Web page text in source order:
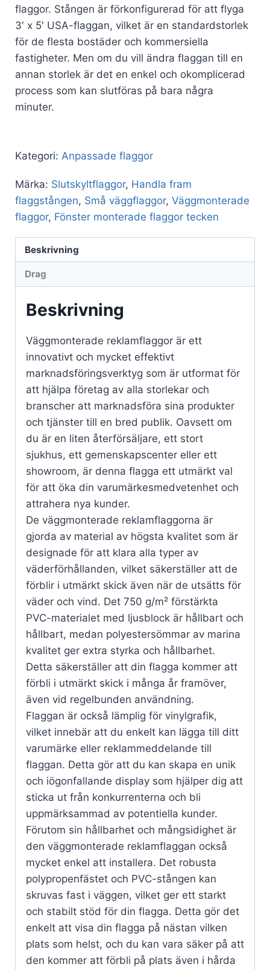
flaggor. Stången är förkonfigurerad för att flyga
3′ x 5′ USA-flaggan, vilket är en standardstorlek
för de flesta bostäder och kommersiella
fastigheter. Men om du vill ändra flaggan till en
annan storlek är det en enkel och okomplicerad
process som kan slutföras på bara några
minuter.
Kategori: Anpassade flaggor
Märka: Slutskyltflaggor, Handla fram
flaggstången, Små väggflaggor, Väggmonterade
flaggor, Fönster monterade flaggor tecken
Beskrivning
Drag
Beskrivning
Väggmonterade reklamflaggor är ett
innovativt och mycket effektivt
marknadsföringsverktyg som är utformat för
att hjälpa företag av alla storlekar och
branscher att marknadsföra sina produkter
och tjänster till en bred publik. Oavsett om
du är en liten återförsäljare, ett stort
sjukhus, ett gemenskapscenter eller ett
showroom, är denna flagga ett utmärkt val
för att öka din varumärkesmedvetenhet och
attrahera nya kunder.
De väggmonterade reklamflaggorna är
gjorda av material av högsta kvalitet som är
designade för att klara alla typer av
väderförhållanden, vilket säkerställer att de
förblir i utmärkt skick även när de utsätts för
väder och vind. Det 750 g/m² förstärkta
PVC-materialet med ljusblock är hållbart och
hållbart, medan polyestersömmar av marina
kvalitet ger extra styrka och hållbarhet.
Detta säkerställer att din flagga kommer att
förbli i utmärkt skick i många år framöver,
även vid regelbunden användning.
Flaggan är också lämplig för vinylgrafik,
vilket innebär att du enkelt kan lägga till ditt
varumärke eller reklammeddelande till
flaggan. Detta gör att du kan skapa en unik
och iögonfallande display som hjälper dig att
sticka ut från konkurrenterna och bli
uppmärksammad av potentiella kunder.
Förutom sin hållbarhet och mångsidighet är
den väggmonterade reklamflaggan också
mycket enkel att installera. Det robusta
polypropenfästet och PVC-stången kan
skruvas fast i väggen, vilket ger ett starkt
och stabilt stöd för din flagga. Detta gör det
enkelt att visa din flagga på nästan vilken
plats som helst, och du kan vara säker på att
den kommer att förbli på plats även i hårda